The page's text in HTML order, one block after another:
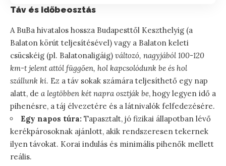
Táv és időbeosztás
A BuBa hivatalos hossza Budapesttől Keszthelyig (a
Balaton körút teljesítésével) vagy a Balaton keleti
csücskéig (pl. Balatonaligáig) változó, nagyjából 100-120
km-t jelent attól függően, hol kapcsolódunk be és hol
szállunk ki. Ez a táv sokak számára teljesíthető egy nap
alatt, de a legtöbben két napra osztják be, hogy legyen idő a
pihenésre, a táj élvezetére és a látnivalók felfedezésére.
Egy napos túra: Tapasztalt, jó fizikai állapotban lévő
kerékpárosoknak ajánlott, akik rendszeresen tekernek
ilyen távokat. Korai indulás és minimális pihenők mellett
reális.